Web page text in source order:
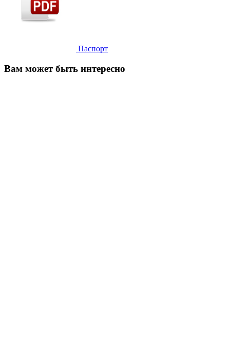
Паспорт
Вам может быть интересно